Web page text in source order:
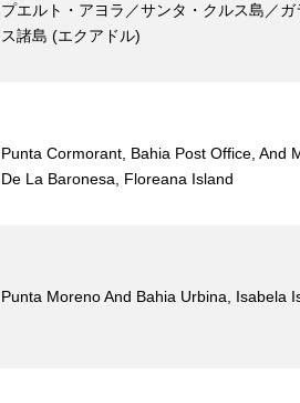
プエルト・アヨラ／サンタ・クルス島／ガ
ス諸島 (エクアドル)
Punta Cormorant, Bahia Post Office, And
De La Baronesa, Floreana Island
Punta Moreno And Bahia Urbina, Isabela